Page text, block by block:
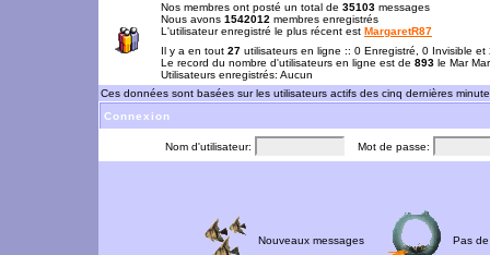
Nos membres ont posté un total de 35103 messages
Nous avons 1542012 membres enregistrés
L'utilisateur enregistré le plus récent est MargaretR87
Il y a en tout 27 utilisateurs en ligne :: 0 Enregistré, 0 Invisible
Le record du nombre d'utilisateurs en ligne est de 893 le Mar
Utilisateurs enregistrés: Aucun
Ces données sont basées sur les utilisateurs actifs des cinq dernières
Connexion
Nom d'utilisateur: Mot de passe:
Nouveaux messages Pas